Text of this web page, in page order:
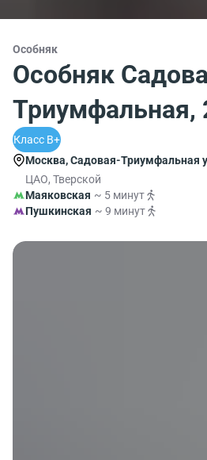
Особняк
Особняк
Триумфальная,
Класс B+
Москва, Садовая-Триумфальная
ЦАО, Тверской
Маяковская ~ 5 минут
Пушкинская ~ 9 минут